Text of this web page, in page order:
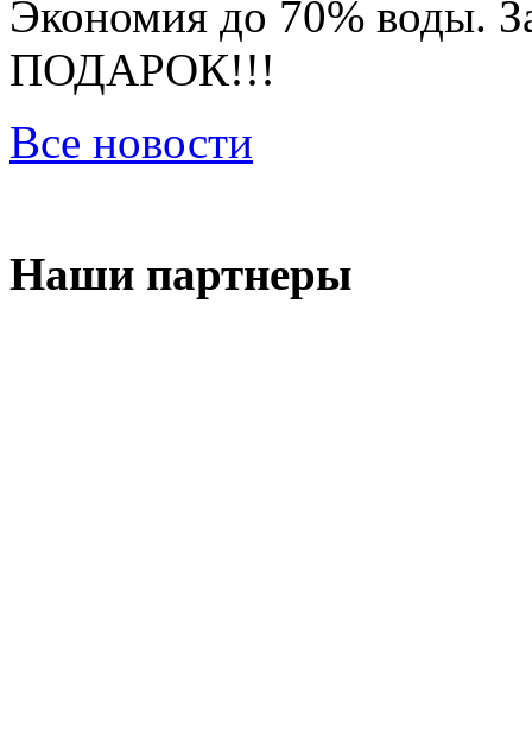
Экономия до 70% воды.
ПОДАРОК!!!
Все новости
Наши партнеры